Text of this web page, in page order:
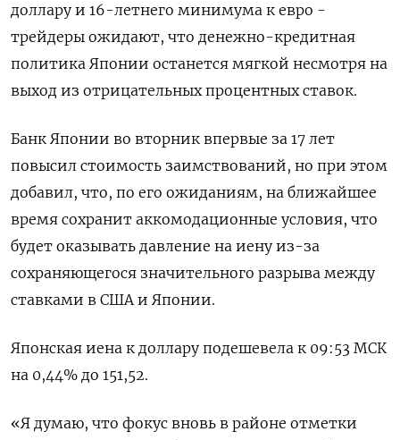
доллару и 16-летнего минимума к евро -
трейдеры ожидают, что денежно-кредитная
политика Японии останется мягкой несмотря на
выход из отрицательных процентных ставок.
Банк Японии во вторник впервые за 17 лет
повысил стоимость заимствований, но при этом
добавил, что, по его ожиданиям, на ближайшее
время сохранит аккомодационные условия, что
будет оказывать давление на иену из-за
сохраняющегося значительного разрыва между
ставками в США и Японии.
Японская иена к доллару подешевела к 09:53 МСК
на 0,44%​ до 151,52.
«Я думаю, что фокус вновь в районе отметки